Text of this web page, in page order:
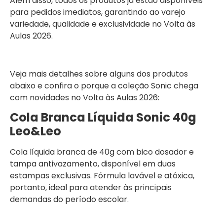
para pedidos imediatos, garantindo ao varejo
variedade, qualidade e exclusividade no Volta às
Aulas 2026.
Veja mais detalhes sobre alguns dos produtos
abaixo e confira o porque a coleção Sonic chega
com novidades no Volta às Aulas 2026:
Cola Branca Líquida Sonic 40g
Leo&Leo
Cola líquida branca de 40g com bico dosador e
tampa antivazamento, disponível em duas
estampas exclusivas. Fórmula lavável e atóxica,
portanto, ideal para atender às principais
demandas do período escolar.